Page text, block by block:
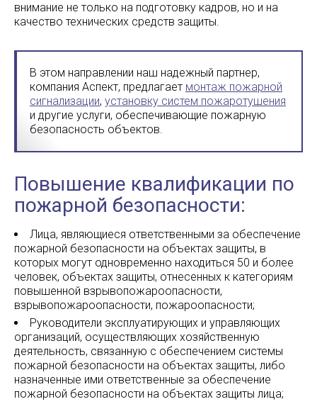
внимание не только на подготовку кадров, но и на
качество технических средств защиты.
В этом направлении наш надежный партнер,
компания Аспект, предлагает монтаж пожарной
сигнализации, установку систем пожаротушения
и другие услуги, обеспечивающие пожарную
безопасность объектов.
Повышение квалификации по
пожарной безопасности:
Лица, являющиеся ответственными за обеспечение
пожарной безопасности на объектах защиты, в
которых могут одновременно находиться 50 и более
человек, объектах защиты, отнесенных к категориям
повышенной взрывопожароопасности,
взрывопожароопасности, пожароопасности;
Руководители эксплуатирующих и управляющих
организаций, осуществляющих хозяйственную
деятельность, связанную с обеспечением системы
пожарной безопасности на объектах защиты, либо
назначенные ими ответственные за обеспечение
пожарной безопасности на объектах защиты лица;